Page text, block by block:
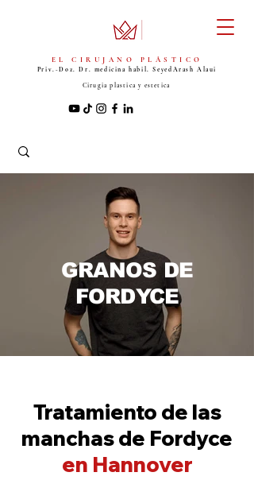
EL CIRUJANO PLÁSTICO
Priv.-Doz. Dr. medicina habil. Seyed Arash Alaui
Cirugia plastica y estetica
GRANOS DE
FORDYCE
Tratamiento de las
manchas de Fordyce
en Hannover